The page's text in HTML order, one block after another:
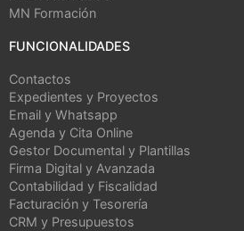
MN Formación
FUNCIONALIDADES
Contactos
Expedientes y Proyectos
Email y Whatsapp
Agenda y Cita Online
Gestor Documental y Plantillas
Firma Digital y Avanzada
Contabilidad y Fiscalidad
Facturación y Tesorería
CRM y Presupuestos